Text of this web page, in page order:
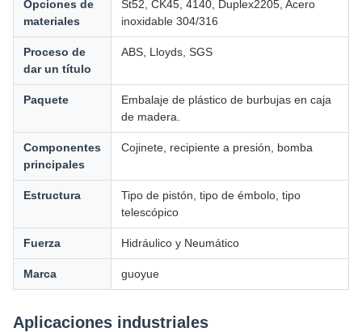
Opciones de
materiales
St52, CK45, 4140, Duplex2205, Acero
inoxidable 304/316
Proceso de
dar un título
ABS, Lloyds, SGS
Paquete
Embalaje de plástico de burbujas en caja
de madera.
Componentes
principales
Cojinete, recipiente a presión, bomba
Estructura
Tipo de pistón, tipo de émbolo, tipo
telescópico
Fuerza Hidráulico y Neumático
Marca guoyue
Aplicaciones industriales